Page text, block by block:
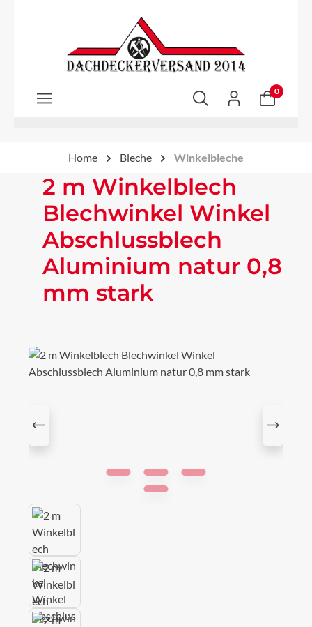
Zum Hauptinhalt springen
0
Home Bleche Winkelbleche
2 m Winkelblech
Blechwinkel Winkel
Abschlussblech
Aluminium natur 0,8
mm stark
Bildergalerie überspringen